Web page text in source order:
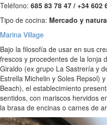
Teléfono: 685 83 78 47 / +34 602
Tipo de cocina: Mercado y
Marina Village
Bajo la filosofía de usar en sus
frescos y procedentes de la lonja
Giraldo (ex grupo La Sastrería y
Estrella Michelin y Soles Repsol)
Beach), el establecimiento
sentidos, con mariscos hervidos
la brasa de encinas o carnes de